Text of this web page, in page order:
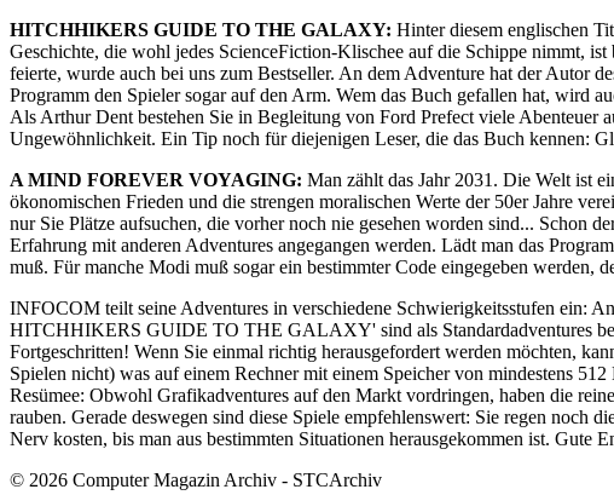
HITCHHIKERS GUIDE TO THE GALAXY: Hinter diesem englischen
Geschichte, die wohl jedes ScienceFiction-Klischee auf die Schippe nimmt,
feierte, wurde auch bei uns zum Bestseller. An dem Adventure hat der Autor
Programm den Spieler sogar auf den Arm. Wem das Buch gefallen hat, wird
Als Arthur Dent bestehen Sie in Begleitung von Ford Prefect viele Abenteuer
Ungewöhnlichkeit. Ein Tip noch für diejenigen Leser, die das Buch kennen:
A MIND FOREVER VOYAGING: Man zählt das Jahr 2031. Die Welt ist
ökonomischen Frieden und die strengen moralischen Werte der 50er Jahre
nur Sie Plätze aufsuchen, die vorher noch nie gesehen worden sind... Schon
Erfahrung mit anderen Adventures angegangen werden. Lädt man das
muß. Für manche Modi muß sogar ein bestimmter Code eingegeben werden,
INFOCOM teilt seine Adventures in verschiedene Schwierigkeitsstufen ein:
HITCHHIKERS GUIDE TO THE GALAXY' sind als Standardadventures
Fortgeschritten! Wenn Sie einmal richtig herausgefordert werden möchten,
Spielen nicht) was auf einem Rechner mit einem Speicher von mindestens
Resümee: Obwohl Grafikadventures auf den Markt vordringen, haben die
rauben. Gerade deswegen sind diese Spiele empfehlenswert: Sie regen noch
Nerv kosten, bis man aus bestimmten Situationen herausgekommen ist. Gute
© 2026 Computer Magazin Archiv - STCArchiv